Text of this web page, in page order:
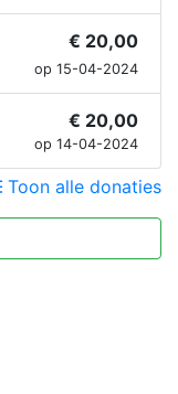
€ 20,00
op 15-04-2024
€ 20,00
op 14-04-2024
Toon alle donaties